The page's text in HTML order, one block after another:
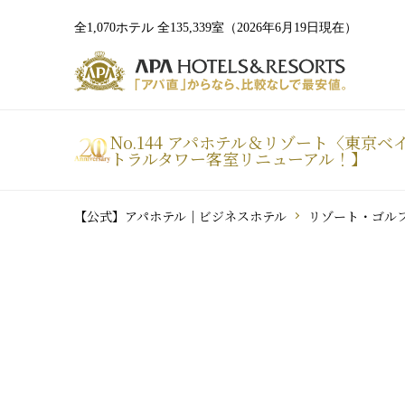
全1,070ホテル 全135,339室（2026年6月19日現在）
No.144 アパホテル＆リゾート〈東京ベ
トラルタワー客室リニューアル！】
【公式】アパホテル｜ビジネスホテル リゾート・ゴル